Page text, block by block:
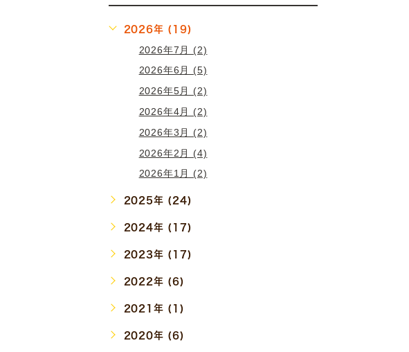
2026年 (19)
2026年7月 (2)
2026年6月 (5)
2026年5月 (2)
2026年4月 (2)
2026年3月 (2)
2026年2月 (4)
2026年1月 (2)
2025年 (24)
2024年 (17)
2023年 (17)
2022年 (6)
2021年 (1)
2020年 (6)